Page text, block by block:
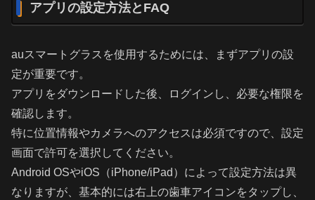
アプリの設定方法とFAQ
auスマートグラスを使用するためには、まずアプリの設
定が重要です。
アプリをダウンロードした後、ログインし、必要な権限を
確認します。
特に位置情報やカメラへのアクセスは必須ですので、設定
画面で許可を選択してください。
Android OSやiOS（iPhone/iPad）によって設定方法は異
なりますが、基本的には右上の歯車アイコンをタップし、